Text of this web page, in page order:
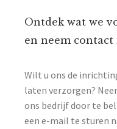
Ontdek wat we
en neem contact
Wilt u ons de
laten verzorgen?
ons bedrijf door te
een e-mail te sturen